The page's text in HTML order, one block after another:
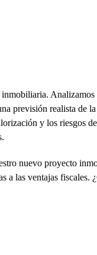
Analizamos
previsión realista de
y los riesgos
nuevo proyecto
las ventajas fiscales.